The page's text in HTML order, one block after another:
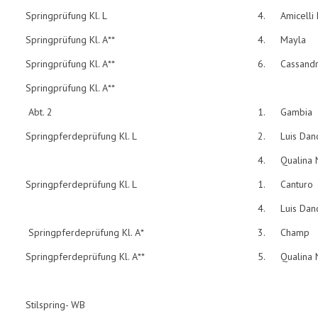
Springprüfung Kl. L
4.
Amicelli
Springprüfung Kl. A**
4.
Mayla
Springprüfung Kl. A**
6.
Springprüfung Kl. A**
Abt. 2
1.
Gambia
Springpferdeprüfung Kl. L
2.
Luis
4.
Qualina
Springpferdeprüfung Kl. L
1.
Canturo
4.
Luis
Springpferdeprüfung Kl. A*
3.
Champ
Springpferdeprüfung Kl. A**
5. Qualina
Stilspring- WB